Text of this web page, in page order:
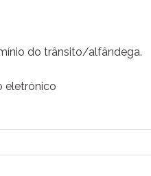
do trânsito/alfândega.
eletrónico